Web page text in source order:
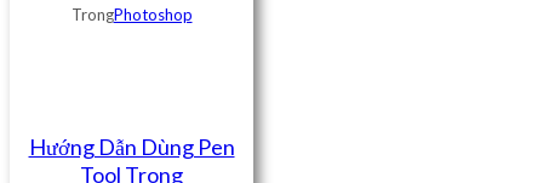
TrongPhotoshop
Hướng Dẫn Dùng Pen
Tool Trong